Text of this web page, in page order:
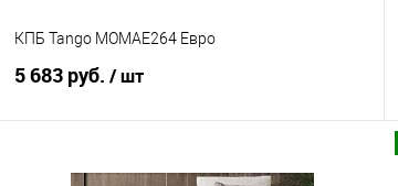
КПБ Tango MOMAE264 Евро
5 683 руб. / шт